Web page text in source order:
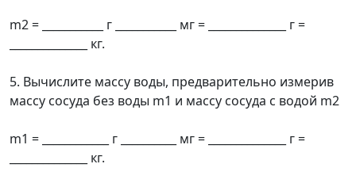
m2 = ___________ г ___________ мг = ______________ г =
______________ кг.
5. Вычислите массу воды, предварительно измерив
массу сосуда без воды m1 и массу сосуда с водой m2
m1 = ____________ г __________ мг = ______________ г =
______________ кг.